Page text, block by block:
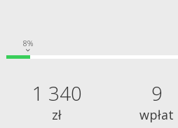
8%
1 340
zł
9
wpłat